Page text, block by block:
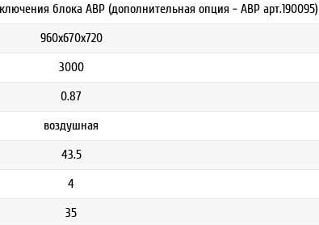
блока АВР (дополнительная опция - АВР арт.190095)
960х670х720
3000
0.87
воздушная
43.5
4
35